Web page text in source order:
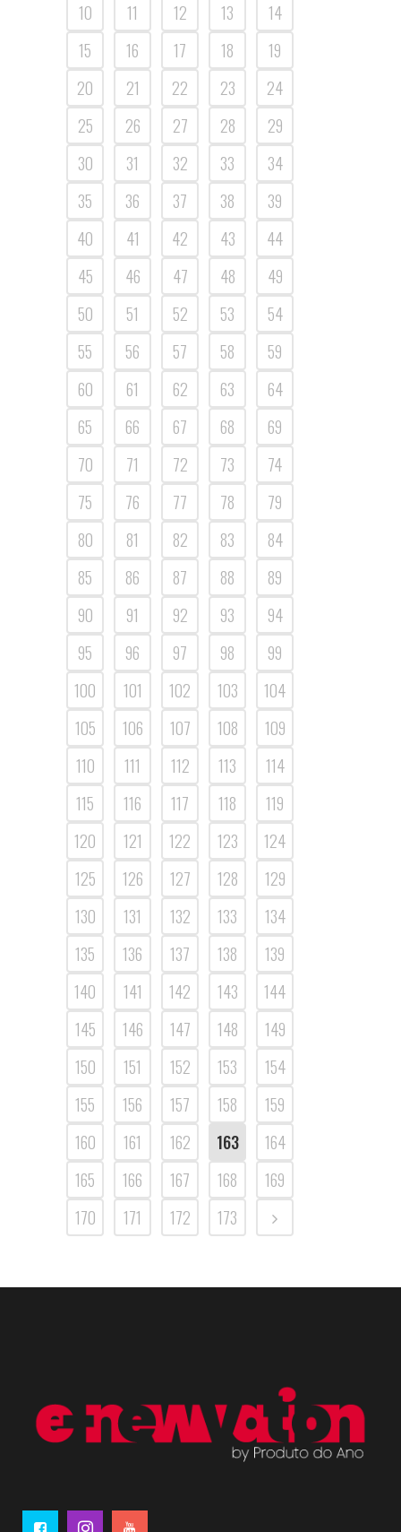
10
11 12 13
14
15
16 17 18
19
20
21 22 23
24
25
26 27 28
29
30
31 32 33
34
35
36 37 38
39
40
41 42 43
44
45
46 47 48
49
50
51 52 53
54
55
56 57 58
59
60
61 62 63
64
65
66 67 68
69
70
71 72 73
74
75
76 77 78
79
80
81 82 83
84
85
86 87 88
89
90
91 92 93
94
95
96 97 98
99
100
101 102 103
104
105
106 107 108
109
110
111 112 113
114
115
116 117 118
119
120
121 122 123
124
125
126 127 128
129
130
131 132 133
134
135
136 137 138
139
140
141 142 143
144
145
146 147 148
149
150
151 152 153
154
155
156 157 158
159
160
161 162 163
164
165
166 167 168
169
170
171 172 173